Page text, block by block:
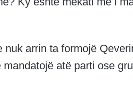
nuk arrin ta formojë
atë parti ose